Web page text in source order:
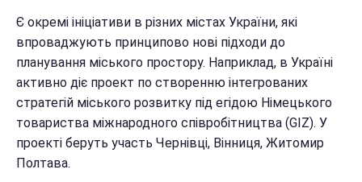
Є окремі ініціативи в різних містах України, які
впроваджують принципово нові підходи до
планування міського простору. Наприклад, в Україні
активно діє проект по створенню інтегрованих
стратегій міського розвитку під егідою Німецького
товариства міжнародного співробітництва (GIZ). У
проекті беруть участь Чернівці, Вінниця, Житомир
Полтава.